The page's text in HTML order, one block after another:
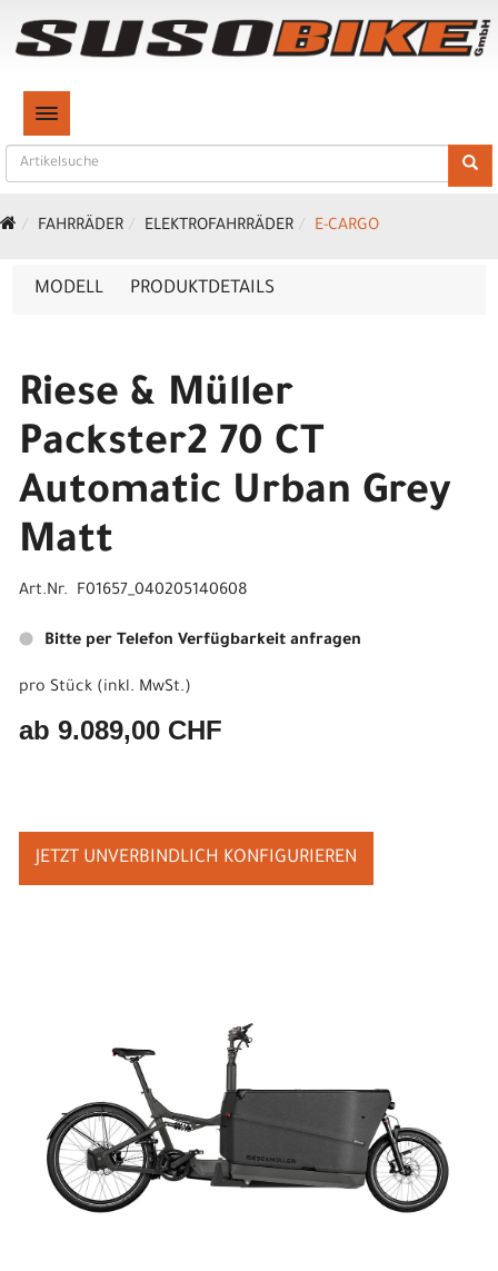
TOGGLE NAVIGATION
FAHRRÄDER ELEKTROFAHRRÄDER E-CARGO
MODELL PRODUKTDETAILS
Riese & Müller
Packster2 70 CT
Automatic Urban Grey
Matt
Art.Nr. F01657_040205140608
Bitte per Telefon Verfügbarkeit anfragen
pro Stück (inkl. MwSt.)
ab 9.089,00 CHF
JETZT UNVERBINDLICH KONFIGURIEREN